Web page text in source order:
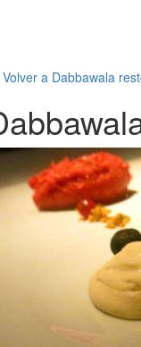
Volver a Dabbawala